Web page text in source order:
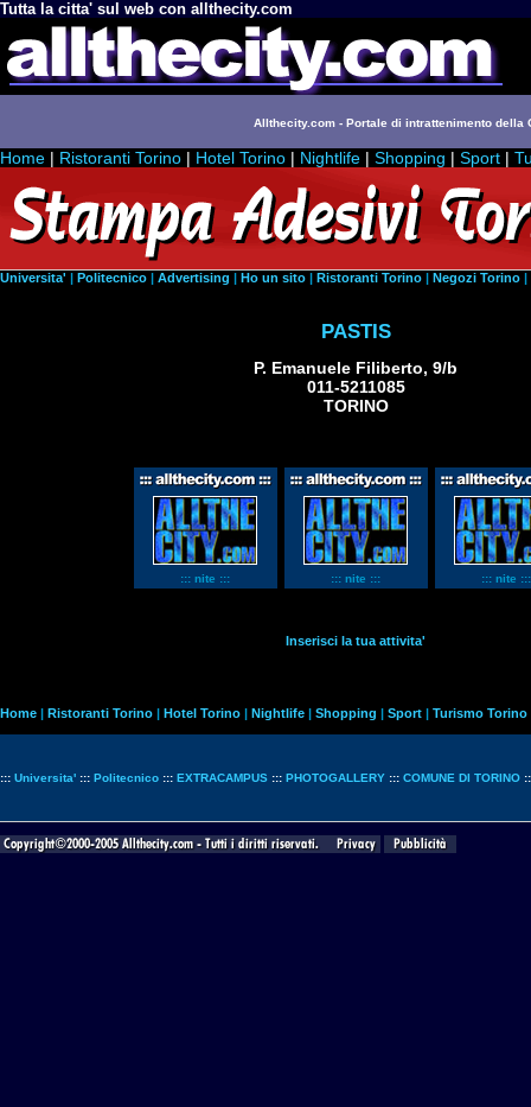
Tutta la citta' sul web con allthecity.com
Allthecity.com - Portale di intrattenimento della
Home | Ristoranti Torino | Hotel Torino | Nightlife | Shopping | Sport |
Universita' | Politecnico | Advertising | Ho un sito | Ristoranti Torino | Negozi Torino |
PASTIS
P. Emanuele Filiberto, 9/b
011-5211085
TORINO
::: nite ::: ::: nite ::: ::: nite :::
Inserisci la tua attivita'
Home | Ristoranti Torino | Hotel Torino | Nightlife | Shopping | Sport | Turismo Torino
::: Universita' ::: Politecnico ::: EXTRACAMPUS ::: PHOTOGALLERY ::: COMUNE DI TORINO